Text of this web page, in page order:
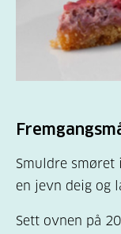
Smuldre smøret
en jevn deig og
Sett ovnen på